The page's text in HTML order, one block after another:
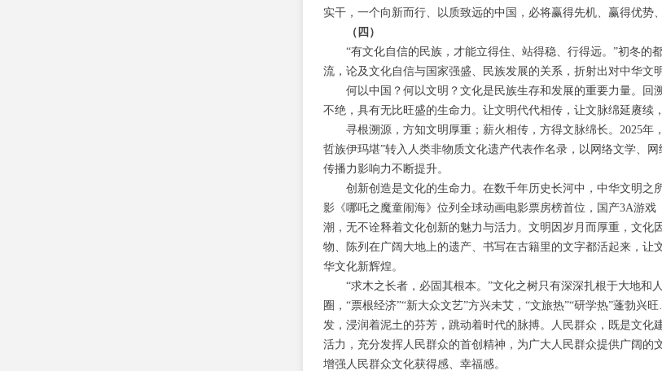
实干，一个向新而行、以质致远的中国，必将赢得先机、赢得优势
（四）
“有文化自信的民族，才能立得住、站得稳、行得远。”初冬
流，论及文化自信与国家强盛、民族发展的关系，折射出对中华文
何以中国？何以文明？文化是民族生存和发展的重要力量。
不绝，具有无比旺盛的生命力。让文明代代相传，让文脉绵延赓续
寻根溯源，方知文明厚重；薪火相传，方得文脉绵长。2025年
哲族伊玛堪”转入人类非物质文化遗产代表作名录，以网络文学、
传播力影响力不断提升。
创新创造是文化的生命力。在数千年历史长河中，中华文明
影《哪吒之魔童闹海》位列全球动画电影票房榜首位，国产3A游
潮，无不诠释着文化创新的魅力与活力。文明因岁月而厚重，文
物、陈列在广阔大地上的遗产、书写在古籍里的文字都活起来，
华文化新辉煌。
“求木之长者，必固其根本。”文化之树只有深深扎根于大地和
圈，“票根经济”“新大众文艺”方兴未艾，“文旅热”“研学热”蓬勃
发，浸润着泥土的芬芳，跳动着时代的脉搏。人民群众，既是文
活力，充分发挥人民群众的首创精神，为广大人民群众提供广阔
增强人民群众文化获得感、幸福感。